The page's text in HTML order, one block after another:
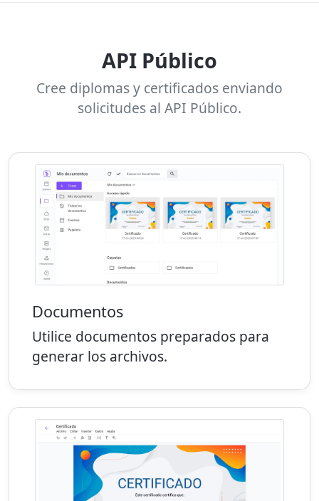
API Público
Cree diplomas y certificados enviando
solicitudes al API Público.
Documentos
Utilice documentos preparados para
generar los archivos.